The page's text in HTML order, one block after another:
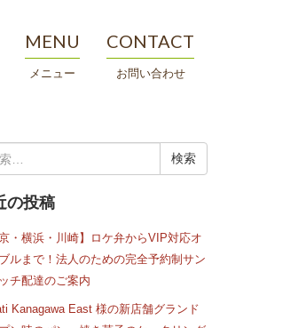
MENU
メニュー
CONTACT
お問い合わせ
の投稿
京・横浜・川崎】ロケ弁からVIP対応オ
ルまで！法人のための完全予約制サン
チ配達のご案内
Kanagawa East 様の新店舗グランド